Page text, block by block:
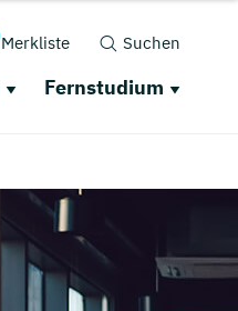
Merkliste Suchen
Fernstudium